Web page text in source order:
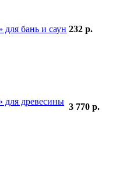
бань и саун 232 р.
древесины
3 770 р.